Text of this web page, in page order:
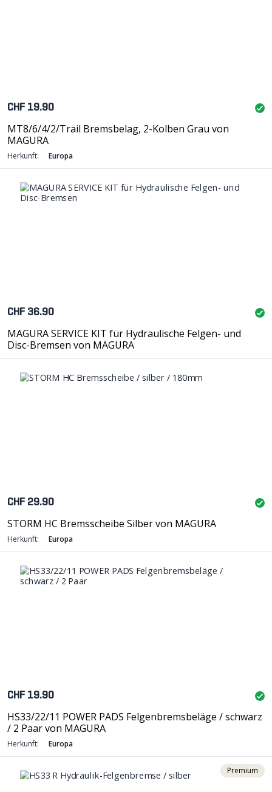
CHF 19.90
MT8/6/4/2/Trail Bremsbelag, 2-Kolben Grau von
MAGURA
Herkunft: Europa
CHF 36.90
MAGURA SERVICE KIT für Hydraulische Felgen- und
Disc-Bremsen von MAGURA
CHF 29.90
STORM HC Bremsscheibe Silber von MAGURA
Herkunft: Europa
CHF 19.90
HS33/22/11 POWER PADS Felgenbremsbeläge / schwarz
/ 2 Paar von MAGURA
Herkunft: Europa
Premium